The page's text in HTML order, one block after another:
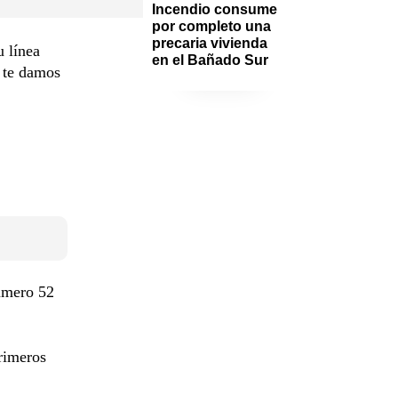
Incendio consume
por completo una
precaria vivienda
en el Bañado Sur
línea
damos
52